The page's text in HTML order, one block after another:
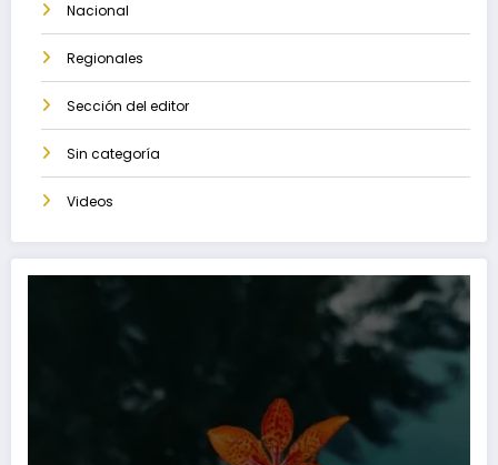
Nacional
Regionales
Sección del editor
Sin categoría
Videos